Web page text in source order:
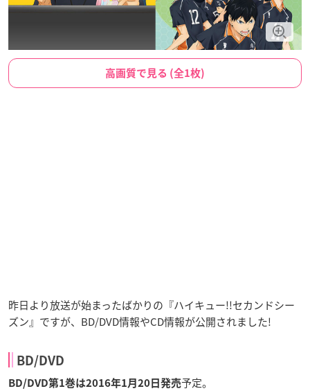
高画質で見る (全1枚)
昨日より放送が始まったばかりの『ハイキュー!!セカンドシー
ズン』ですが、BD/DVD情報やCD情報が公開されました!
BD/DVD
BD/DVD第1巻は2016年1月20日発売予定。